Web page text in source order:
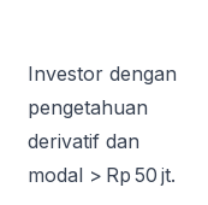
Investor dengan
pengetahuan
derivatif dan
modal > Rp 50 jt.